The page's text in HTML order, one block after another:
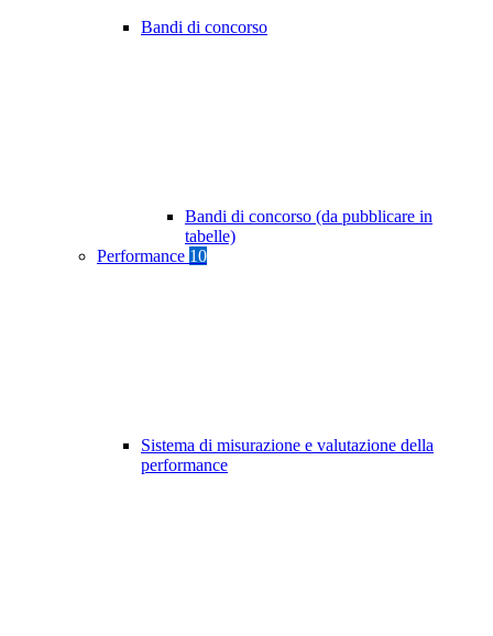
Bandi di concorso
Bandi di concorso (da pubblicare in
tabelle)
Performance 10
Sistema di misurazione e valutazione della
performance